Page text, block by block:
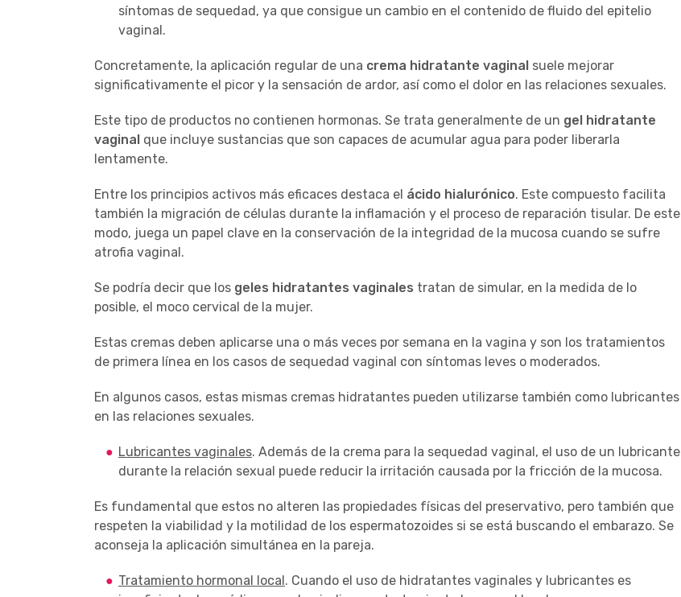
síntomas de sequedad, ya que consigue un cambio en el contenido de fluido del epitelio
vaginal.
Concretamente, la aplicación regular de una crema hidratante vaginal suele mejorar
significativamente el picor y la sensación de ardor, así como el dolor en las relaciones sexuales.
Este tipo de productos no contienen hormonas. Se trata generalmente de un gel hidratante
vaginal que incluye sustancias que son capaces de acumular agua para poder liberarla
lentamente.
Entre los principios activos más eficaces destaca el ácido hialurónico. Este compuesto facilita
también la migración de células durante la inflamación y el proceso de reparación tisular. De este
modo, juega un papel clave en la conservación de la integridad de la mucosa cuando se sufre
atrofia vaginal.
Se podría decir que los geles hidratantes vaginales tratan de simular, en la medida de lo
posible, el moco cervical de la mujer.
Estas cremas deben aplicarse una o más veces por semana en la vagina y son los tratamientos
de primera línea en los casos de sequedad vaginal con síntomas leves o moderados.
En algunos casos, estas mismas cremas hidratantes pueden utilizarse también como lubricantes
en las relaciones sexuales.
Lubricantes vaginales. Además de la crema para la sequedad vaginal, el uso de un lubricante
durante la relación sexual puede reducir la irritación causada por la fricción de la mucosa.
Es fundamental que estos no alteren las propiedades físicas del preservativo, pero también que
respeten la viabilidad y la motilidad de los espermatozoides si se está buscando el embarazo. Se
aconseja la aplicación simultánea en la pareja.
Tratamiento hormonal local. Cuando el uso de hidratantes vaginales y lubricantes es